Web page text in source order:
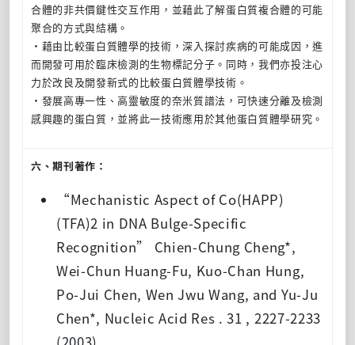
合體的非共價鍵性交互作用，並藉此了解蛋白質複合體的可能
聚合的方式與結構。
‧藉由比較蛋白質體學的技術，深入探討疾病的可能成因，進
而開發可用於臨床檢測的生物標記分子。同時，我們亦投注心
力於改良及開發新式的比較蛋白質體學技術。
‧發展高專一性、高靈敏度的奈米質譜法，可快速分離及檢測
感興趣的蛋白質，並將此一技術應用於其他蛋白質體學研究。
六、期刊著作：
“Mechanistic Aspect of Co(HAPP)
(TFA)2 in DNA Bulge-Specific
Recognition” Chien-Chung Cheng*,
Wei-Chun Huang-Fu, Kuo-Chan Hung,
Po-Jui Chen, Wen Jwu Wang, and Yu-Ju
Chen*, Nucleic Acid Res . 31 , 2227-2233